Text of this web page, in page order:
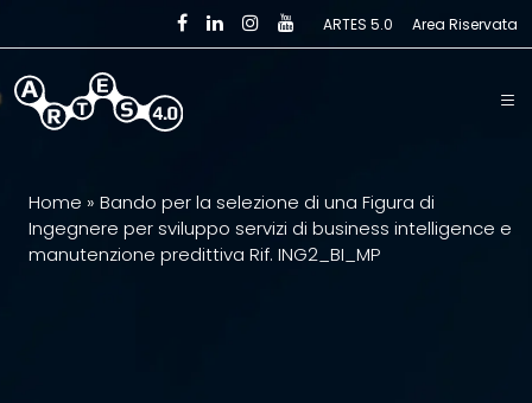
Skip to main content ARTES 5.0 Area Riservata
Home » Bando per la selezione di una Figura di
Ingegnere per sviluppo servizi di business intelligence e
manutenzione predittiva Rif. ING2_BI_MP